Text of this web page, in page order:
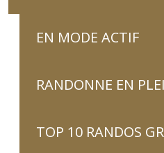
EN MODE ACTIF
RANDONNE EN
TOP 10 RANDOS